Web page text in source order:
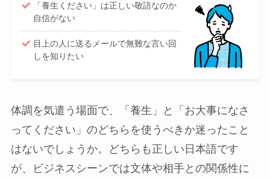
「養生ください」は正しい敬語なのか
自信がない
目上の人に送るメールで無難な言い回
しを知りたい
体調を気遣う場面で、「養生」と「お大事になさ
ってください」のどちらを使うべきか迷ったこと
はないでしょうか。どちらも正しい日本語です
が、ビジネスシーンでは文体や相手との関係性に